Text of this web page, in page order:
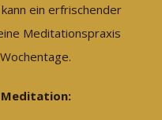
ein erfrischender
Meditationspraxis